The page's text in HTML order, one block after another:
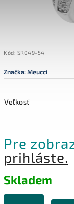
Kód: SR049-54
Značka:Meucci
Veľkosť
Pre
prihláste.
Skladem